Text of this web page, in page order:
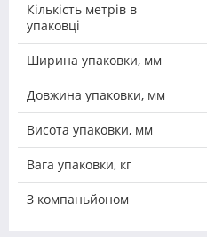
Кількість метрів в
упаковці
Ширина упаковки, мм
Довжина упаковки, мм
Висота упаковки, мм
Вага упаковки, кг
З компаньйоном